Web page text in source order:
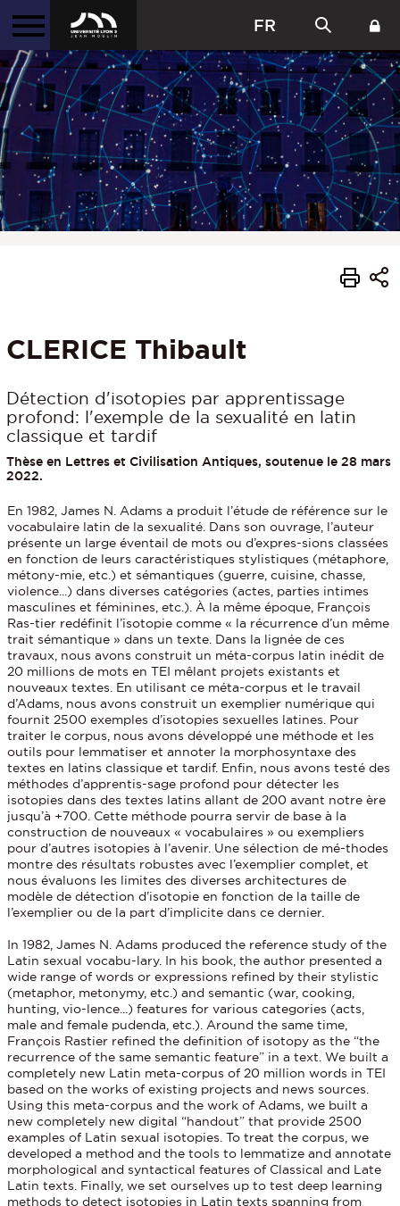
FR
CLERICE Thibault
Détection d'isotopies par apprentissage
profond: l'exemple de la sexualité en latin
classique et tardif
Thèse en Lettres et Civilisation Antiques, soutenue le 28 mars
2022.
En 1982, James N. Adams a produit l’étude de référence sur le
vocabulaire latin de la sexualité. Dans son ouvrage, l’auteur
présente un large éventail de mots ou d’expres-sions classées
en fonction de leurs caractéristiques stylistiques (métaphore,
métony-mie, etc.) et sémantiques (guerre, cuisine, chasse,
violence...) dans diverses catégories (actes, parties intimes
masculines et féminines, etc.). À la même époque, François
Ras-tier redéfinit l’isotopie comme « la récurrence d’un même
trait sémantique » dans un texte. Dans la lignée de ces
travaux, nous avons construit un méta-corpus latin inédit de
20 millions de mots en TEI mêlant projets existants et
nouveaux textes. En utilisant ce méta-corpus et le travail
d’Adams, nous avons construit un exemplier numérique qui
fournit 2500 exemples d’isotopies sexuelles latines. Pour
traiter le corpus, nous avons développé une méthode et les
outils pour lemmatiser et annoter la morphosyntaxe des
textes en latins classique et tardif. Enfin, nous avons testé des
méthodes d’apprentis-sage profond pour détecter les
isotopies dans des textes latins allant de 200 avant notre ère
jusqu’à +700. Cette méthode pourra servir de base à la
construction de nouveaux « vocabulaires » ou exempliers
pour d’autres isotopies à l’avenir. Une sélection de mé-thodes
montre des résultats robustes avec l’exemplier complet, et
nous évaluons les limites des diverses architectures de
modèle de détection d’isotopie en fonction de la taille de
l’exemplier ou de la part d’implicite dans ce dernier.
In 1982, James N. Adams produced the reference study of the
Latin sexual vocabu-lary. In his book, the author presented a
wide range of words or expressions refined by their stylistic
(metaphor, metonymy, etc.) and semantic (war, cooking,
hunting, vio-lence...) features for various categories (acts,
male and female pudenda, etc.). Around the same time,
François Rastier refined the definition of isotopy as the “the
recurrence of the same semantic feature” in a text. We built a
completely new Latin meta-corpus of 20 million words in TEI
based on the works of existing projects and news sources.
Using this meta-corpus and the work of Adams, we built a
new completely new digital “handout” that provide 2500
examples of Latin sexual isotopies. To treat the corpus, we
developed a method and the tools to lemmatize and annotate
morphological and syntactical features of Classical and Late
Latin texts. Finally, we set ourselves up to test deep learning
methods to detect isotopies in Latin texts spanning from